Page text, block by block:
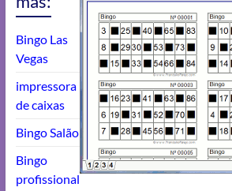
Bingo Las
Vegas
impressora
de caixas
Bingo Salão
Bingo
profissional